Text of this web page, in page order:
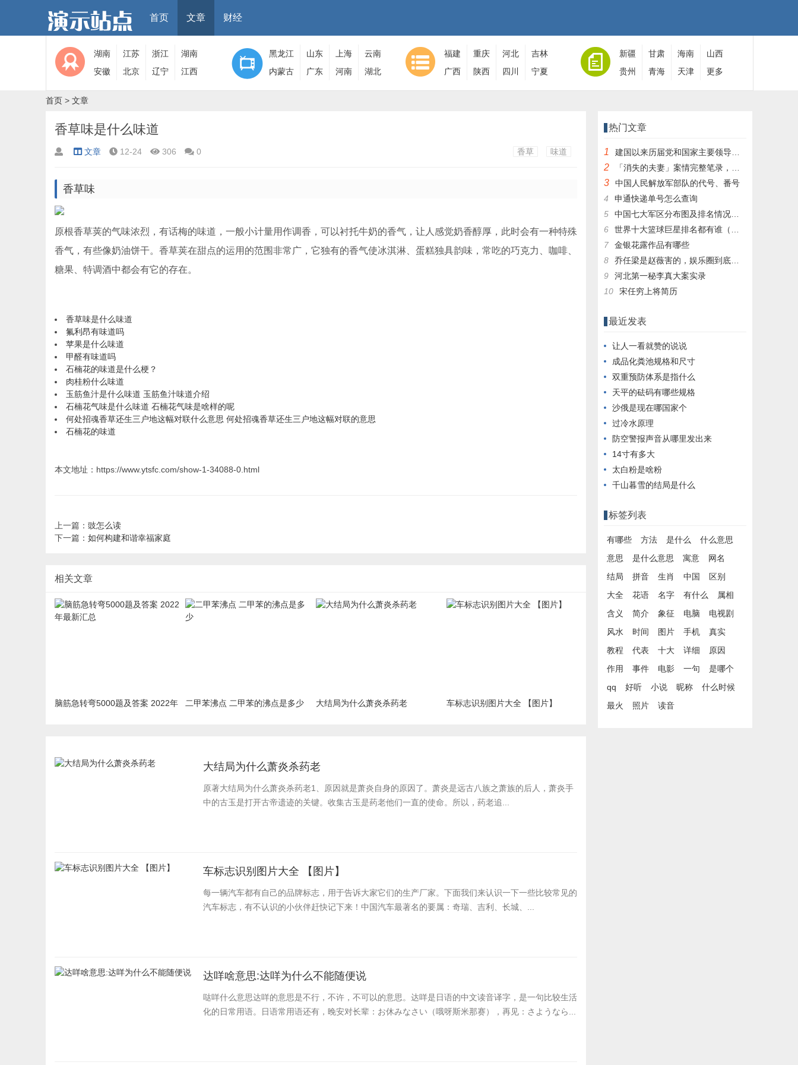
首页 文章 财经
湖南 江苏 浙江
湖南
安徽
北京 辽宁 江西
黑龙江 山东 上海
云南
内蒙古
广东 河南 湖北
福建 重庆 河北
吉林
广西
陕西 四川 宁夏
新疆 甘肃 海南
山西
贵州
青海 天津 更多
首页 > 文章
香草味是什么味道
文章 12-24 306 0 香草 味道
香草味
原根香草荚的气味浓烈，有话梅的味道，一般小计量用作调香，可以衬托牛奶的香气，让人感觉奶香醇厚，此时会有一种特殊
香气，有些像奶油饼干。香草荚在甜点的运用的范围非常广，它独有的香气使冰淇淋、蛋糕独具韵味，常吃的巧克力、咖啡、
糖果、特调酒中都会有它的存在。
香草味是什么味道
氟利昂有味道吗
苹果是什么味道
甲醛有味道吗
石楠花的味道是什么梗？
肉桂粉什么味道
玉筋鱼汁是什么味道 玉筋鱼汁味道介绍
石楠花气味是什么味道 石楠花气味是啥样的呢
何处招魂香草还生三户地这幅对联什么意思 何处招魂香草还生三户地这幅对联的意思
石楠花的味道
本文地址：https://www.ytsfc.com/show-1-34088-0.html
上一篇： 豉怎么读
下一篇： 如何构建和谐幸福家庭
相关文章
脑筋急转弯5000题及答案 2022年
二甲苯沸点 二甲苯的沸点是多少 大结局为什么萧炎杀药老 车标志识别图片大全 【图片】
大结局为什么萧炎杀药老
原著大结局为什么萧炎杀药老​1、原因就是萧炎自身的原因了。萧炎是远古八族之萧族的后人，萧炎手
中的古玉是打开古帝遗迹的关键。收集古玉是药老他们一直的使命。所以，药老追...
车标志识别图片大全 【图片】
每一辆汽车都有自己的品牌标志，用于告诉大家它们的生产厂家。下面我们来认识一下一些比较常见的
汽车标志，有不认识的小伙伴赶快记下来！中国汽车最著名的要属：奇瑞、吉利、长城、...
达咩啥意思:达咩为什么不能随便说
哒咩什么意思达咩的意思是不行，不许，不可以的意思。达咩是日语的中文读音译字，是一句比较生活
化的日常用语。日语常用语还有，晚安对长辈：お休みなさい（哦呀斯米那赛），再见：さようなら...
热门文章
1 建国以来历届党和国家主要领导人全名单
2 「消失的夫妻」案情完整笔录，凶手灭绝人性！|杀人狂魔004
3
中国人民解放军部队的代号、番号
4
申通快递单号怎么查询
5
中国七大军区分布图及排名情况详细解读！
6
世界十大篮球巨星排名都有谁（篮球排行榜前十名）
7
金银花露作品有哪些
8
乔任梁是赵薇害的，娱乐圈到底有多乱，昔日往事一件一件都被扒出，你是怎么
9
河北第一秘李真大案实录
10
宋任穷上将简历
最近发表
让人一看就赞的说说
成品化粪池规格和尺寸
双重预防体系是指什么
天平的砝码有哪些规格
沙俄是现在哪国家个
过冷水原理
防空警报声音从哪里发出来
14寸有多大
太白粉是啥粉
千山暮雪的结局是什么
标签列表
有哪些 方法 是什么
什么意思
意思
是什么意思 寓意
网名
结局
拼音 生肖 中国
区别
大全
花语 名字 有什么
属相
含义
简介 象征 电脑
电视剧
风水
时间 图片 手机
真实
教程
代表 十大 详细
原因
作用
事件 电影 一句
是哪个
qq
好听 小说 昵称
什么时候
最火
照片 读音